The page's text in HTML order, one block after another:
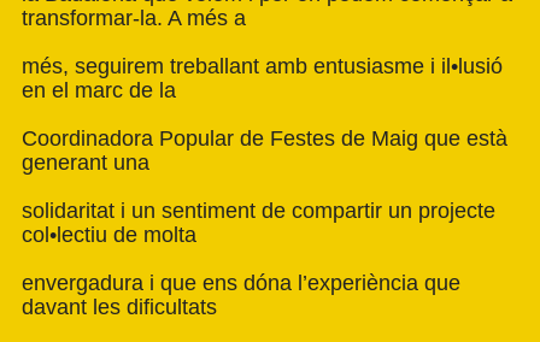
transformar-la. A més a
més, seguirem treballant amb entusiasme i il•lusió
en el marc de la
Coordinadora Popular de Festes de Maig que està
generant una
solidaritat i un sentiment de compartir un projecte
col•lectiu de molta
envergadura i que ens dóna l’experiència que
davant les dificultats